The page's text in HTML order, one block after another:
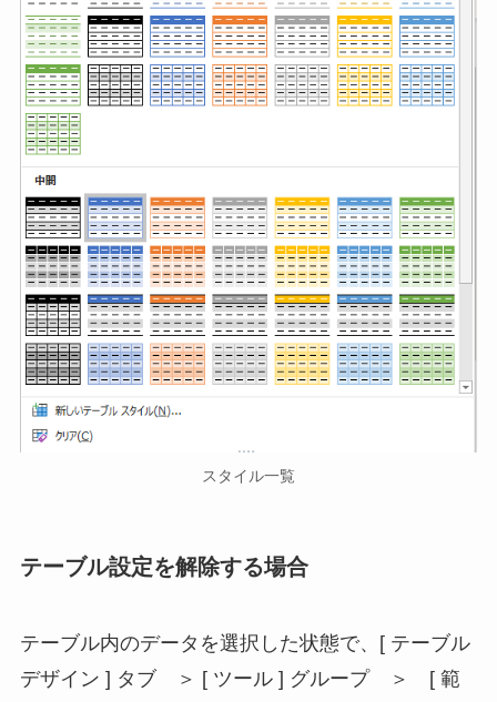
スタイル一覧
テーブル設定を解除する場合
テーブル内のデータを選択した状態で、[ テーブル
デザイン ] タブ ＞ [ ツール ] グループ ＞ [ 範